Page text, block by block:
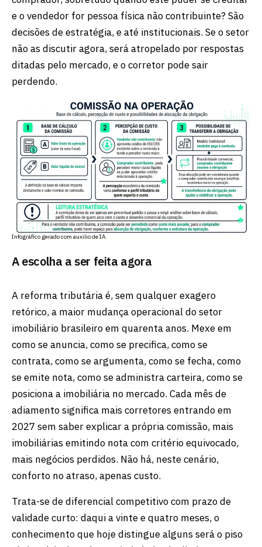
e o vendedor for pessoa física não contribuinte? São
decisões de estratégia, e até institucionais. Se o setor
não as discutir agora, será atropelado por respostas
ditadas pelo mercado, e o corretor pode sair
perdendo.
Infográfico gerado com auxilio de IA.
A escolha a ser feita agora
A reforma tributária é, sem qualquer exagero
retórico, a maior mudança operacional do setor
imobiliário brasileiro em quarenta anos. Mexe em
como se anuncia, como se precifica, como se
contrata, como se argumenta, como se fecha, como
se emite nota, como se administra carteira, como se
posiciona a imobiliária no mercado. Cada mês de
adiamento significa mais corretores entrando em
2027 sem saber explicar a própria comissão, mais
imobiliárias emitindo nota com critério equivocado,
mais negócios perdidos. Não há, neste cenário,
conforto no atraso, apenas custo.
Trata-se de diferencial competitivo com prazo de
validade curto: daqui a vinte e quatro meses, o
conhecimento que hoje distingue alguns será o piso